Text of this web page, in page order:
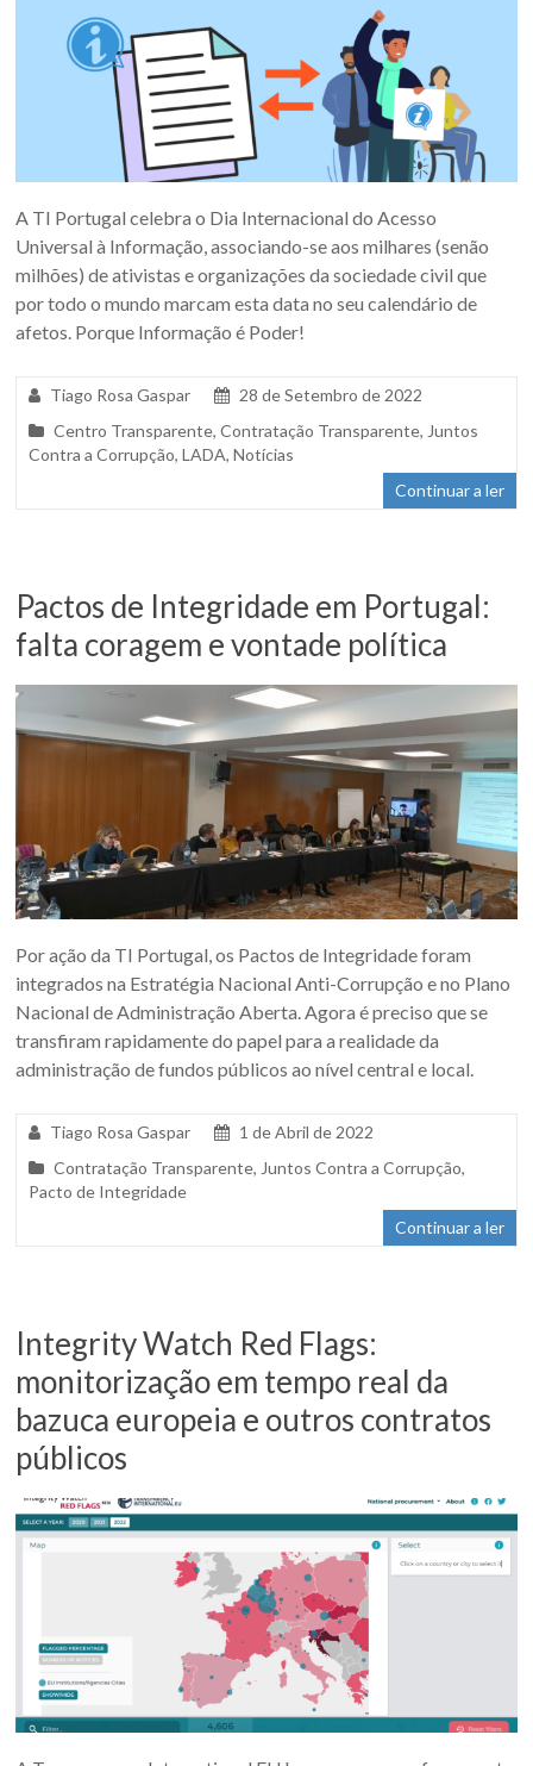
A TI Portugal celebra o Dia Internacional do Acesso
Universal à Informação, associando-se aos milhares (senão
milhões) de ativistas e organizações da sociedade civil que
por todo o mundo marcam esta data no seu calendário de
afetos. Porque Informação é Poder!
Tiago Rosa Gaspar
28 de Setembro de 2022
Centro Transparente,Contratação Transparente, Juntos
Contra a Corrupção,LADA,Notícias
Continuar a ler
Pactos de Integridade em Portugal:
falta coragem e vontade política
Por ação da TI Portugal, os Pactos de Integridade foram
integrados na Estratégia Nacional Anti-Corrupção e no Plano
Nacional de Administração Aberta. Agora é preciso que se
transfiram rapidamente do papel para a realidade da
administração de fundos públicos ao nível central e local.
Tiago Rosa Gaspar
1 de Abril de 2022
Contratação Transparente, Juntos Contra a Corrupção,
Pacto de Integridade
Continuar a ler
Integrity Watch Red Flags:
monitorização em tempo real da
bazuca europeia e outros contratos
públicos